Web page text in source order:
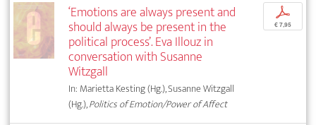
‘Emotions are always present and
should always be present in the
political process’. Eva Illouz in
conversation with Susanne
Witzgall
In: Marietta Kesting (Hg.), Susanne Witzgall
(Hg.),Politics of Emotion/Power of Affect
p
€ 7,95